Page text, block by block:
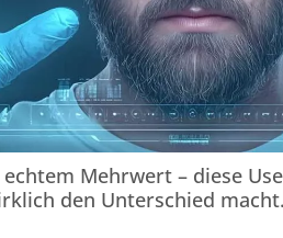
Mehrwert – diese
den Unterschied macht.